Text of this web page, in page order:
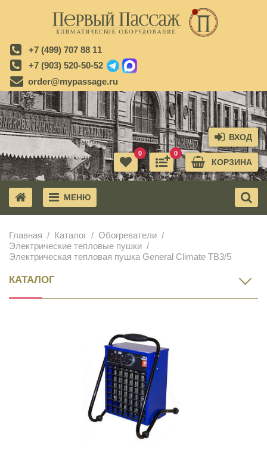
+7 (499) 707 88 11
+7 (903) 520-50-52
order@mypassage.ru
ВХОД
КОРЗИНА
0
0
МЕНЮ
Главная Каталог
Обогреватели
Электрические тепловые пушки
Электрическая тепловая пушка General Climate ТВ3/5
КАТАЛОГ